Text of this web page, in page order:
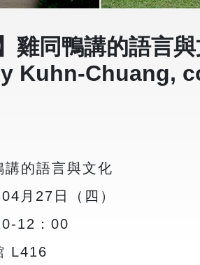
雞同鴨講的語言
Kuhn-Chuang,
的語言與文化
月27日（四）
12：00
L416